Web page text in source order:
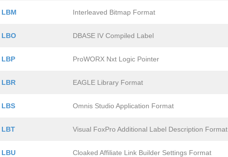
LBM Interleaved Bitmap Format
LBO DBASE IV Compiled Label
LBP ProWORX Nxt Logic Pointer
LBR EAGLE Library Format
LBS Omnis Studio Application Format
LBT Visual FoxPro Additional Label Description Format
LBU Cloaked Affiliate Link Builder Settings Format